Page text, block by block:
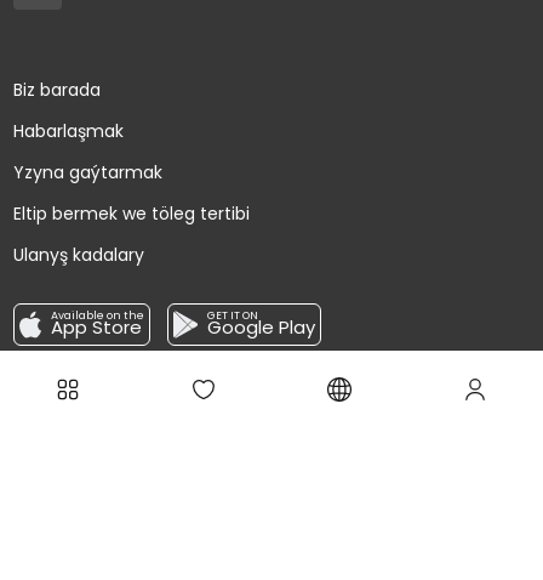
Biz barada
Habarlaşmak
Yzyna gaýtarmak
Eltip bermek we töleg tertibi
Ulanyş kadalary
Available on the
App Store GET IT ON
Google Play